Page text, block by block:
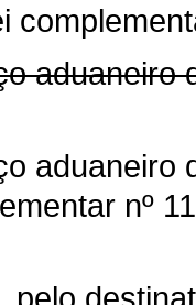
aduaneiro
aduaneiro
nº
pelo